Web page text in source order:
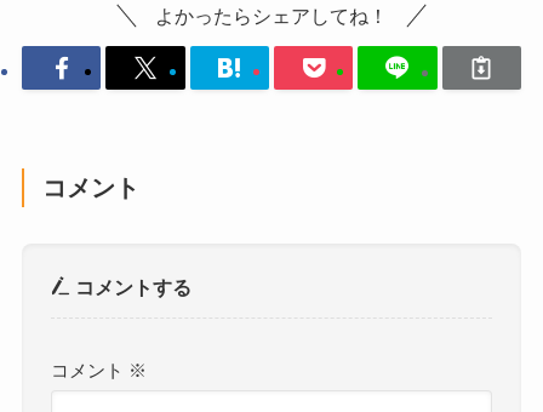
よかったらシェアしてね！
コメント
コメントする
コメント ※